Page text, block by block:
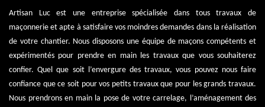
Artisan Luc est une entreprise spécialisée dans tous travaux de
maçonnerie et apte à satisfaire vos moindres demandes dans la réalisation
de votre chantier. Nous disposons une équipe de maçons compétents et
expérimentés pour prendre en main les travaux que vous souhaiterez
confier. Quel que soit l’envergure des travaux, vous pouvez nous faire
confiance que ce soit pour vos petits travaux que pour les grands travaux.
Nous prendrons en main la pose de votre carrelage, l’aménagement des